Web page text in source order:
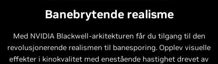
Banebrytende realisme
Med NVIDIA Blackwell-arkitekturen får du tilgang til den
revolusjonerende realismen til banesporing. Opplev visuelle
effekter i kinokvalitet med enestående hastighet drevet av